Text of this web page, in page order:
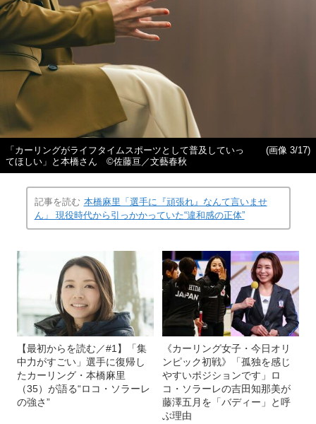
「カーリングがライフタイムスポーツとして普及していっ
てほしい」と本橋さん ©佐藤亘／文藝春秋
(画像 3/17)
記事を読む 本橋麻里「選手に『頑張れ』なんて言いませ
ん」 現役時代から引っかかっていた“違和感の正体”
【最初からを読む／#1】「集
中力がすごい」選手に復帰し
たカーリング・本橋麻里
（35）が語る“ロコ・ソラーレ
の強さ”
《カーリング女子・今日オリ
ンピック初戦》「孤独を感じ
やすいポジションです」ロ
コ・ソラーレの吉田知那美が
藤澤五月を「バディー」と呼
ぶ理由